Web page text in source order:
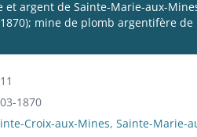
argent de Sainte-Marie-aux-
mine de plomb argentifère
1870
Croix-aux-Mines, Sainte-Marie-